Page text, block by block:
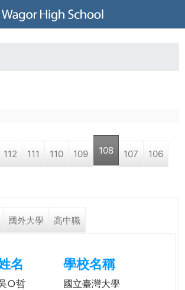
Jump to navigation
112 111 110 109 108 107 106
國外大學 高中職
名 學校名稱
○哲
國立臺灣大學